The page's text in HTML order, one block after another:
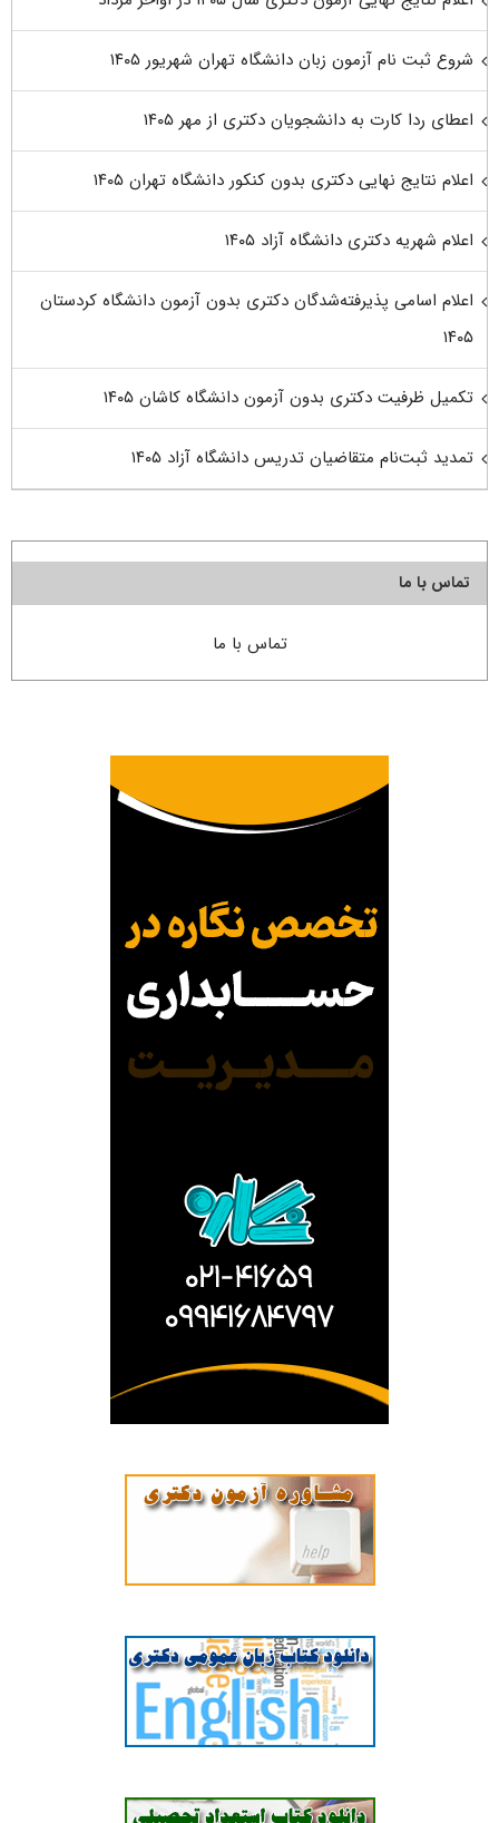
شروع ثبت نام آزمون زبان دانشگاه تهران شهریور ۱۴۰۵
اعطای ردا کارت به دانشجویان دکتری از مهر ۱۴۰۵
اعلام نتایج نهایی دکتری بدون کنکور دانشگاه تهران ۱۴۰۵
اعلام شهریه دکتری دانشگاه آزاد ۱۴۰۵
اعلام اسامی پذیرفته‌شدگان دکتری بدون آزمون دانشگاه کردستان
۱۴۰۵
تکمیل ظرفیت دکتری بدون آزمون دانشگاه کاشان ۱۴۰۵
تمدید ثبت‌نام متقاضیان تدریس دانشگاه آزاد ۱۴۰۵
تماس با ما
تماس با ما